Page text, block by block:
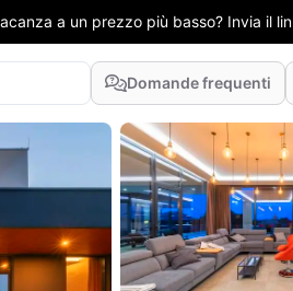
a un prezzo più basso? Invia il
Domande frequenti